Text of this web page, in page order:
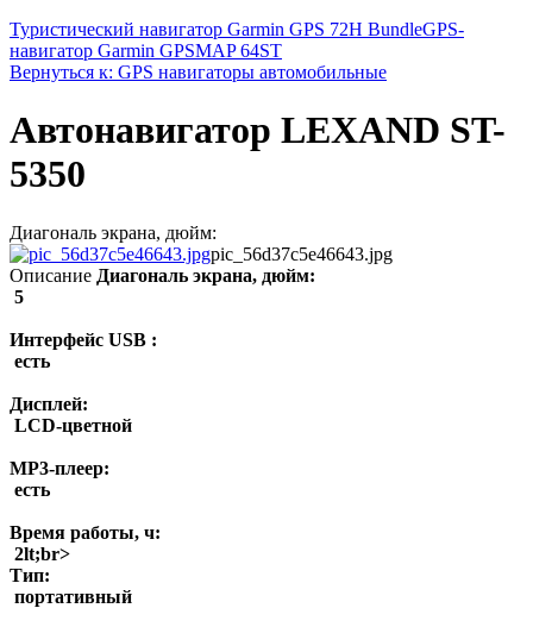
Туристический навигатор Garmin GPS 72H BundleGPS-
навигатор Garmin GPSMAP 64ST
Вернуться к: GPS навигаторы автомобильные
Автонавигатор LEXAND ST-
5350
Диагональ экрана, дюйм:
pic_56d37c5e46643.jpg
Описание Диагональ экрана, дюйм:
5
Интерфейс USB :
есть
Дисплей:
LCD-цветной
MP3-плеер:
есть
Время работы, ч:
2lt;br>
Тип:
портативный